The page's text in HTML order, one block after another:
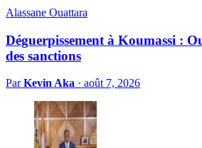
Alassane Ouattara
Déguerpissement à Koumassi :
des sanctions
ParKevin Aka · août 7, 2026